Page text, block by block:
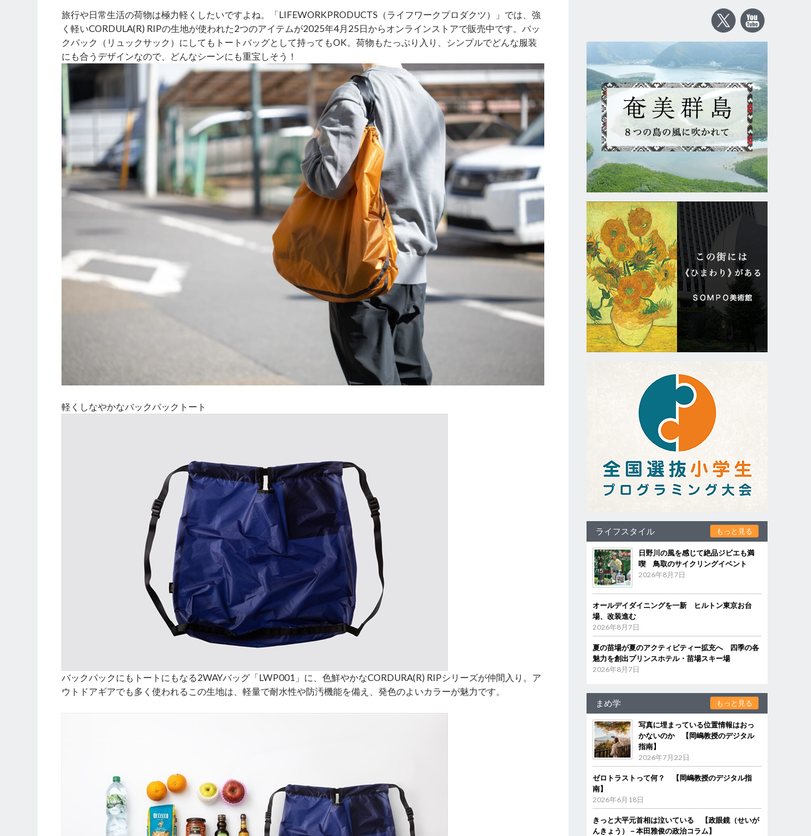
旅行や日常生活の荷物は極力軽くしたいですよね。「LIFEWORKPRODUCTS（ライフワークプロダクツ）」では、強
く軽いCORDULA(R) RIPの生地が使われた2つのアイテムが2025年4月25日からオンラインストアで販売中です。バッ
クパック（リュックサック）にしてもトートバッグとして持ってもOK。荷物もたっぷり入り、シンプルでどんな服装
にも合うデザインなので、どんなシーンにも重宝しそう！
軽くしなやかなバックパックトート
バックパックにもトートにもなる2WAYバッグ「LWP001」に、色鮮やかなCORDURA(R) RIPシリーズが仲間入り。ア
ウトドアギアでも多く使われるこの生地は、軽量で耐水性や防汚機能を備え、発色のよいカラーが魅力です。
ライフスタイル もっと見る
日野川の風を感じて絶品ジビエも満
喫 鳥取のサイクリングイベント
2026年8月7日
オールデイダイニングを一新 ヒルトン東京お台
場、改装進む
2026年8月7日
夏の苗場が夏のアクティビティー拡充へ 四季の各
魅力を創出プリンスホテル・苗場スキー場
2026年8月7日
まめ学 もっと見る
写真に埋まっている位置情報はおっ
かないのか 【岡嶋教授のデジタル
指南】
2026年7月22日
ゼロトラストって何？ 【岡嶋教授のデジタル指
南】
2026年6月18日
きっと大平元首相は泣いている 【政眼鏡（せいが
んきょう）－本田雅俊の政治コラム】